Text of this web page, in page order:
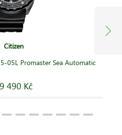
Citizen
05L Promaster Sea Automatic
490 Kč